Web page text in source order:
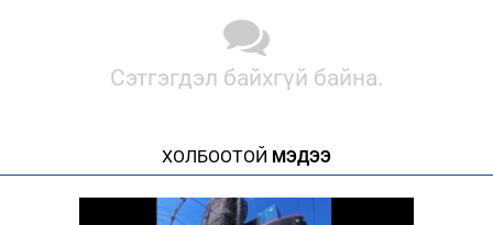
Сэтгэгдэл байхгүй байна.
ХОЛБООТОЙ МЭДЭЭ